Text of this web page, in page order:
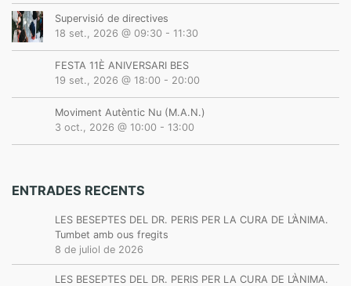
Supervisió de directives
18 set., 2026 @ 09:30 - 11:30
FESTA 11È ANIVERSARI BES
19 set., 2026 @ 18:00 - 20:00
Moviment Autèntic Nu (M.A.N.)
3 oct., 2026 @ 10:00 - 13:00
ENTRADES RECENTS
LES BESEPTES DEL DR. PERIS PER LA CURA DE L’ÀNIMA.
Tumbet amb ous fregits
8 de juliol de 2026
LES BESEPTES DEL DR. PERIS PER LA CURA DE L’ÀNIMA.